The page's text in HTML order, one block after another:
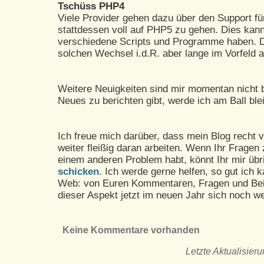
Tschüss PHP4
Viele Provider gehen dazu über den Support
stattdessen voll auf PHP5 zu gehen. Dies
verschiedene Scripts und Programme haben.
solchen Wechsel i.d.R. aber lange im Vorfeld
Weitere Neuigkeiten sind mir momentan nicht
Neues zu berichten gibt, werde ich am Ball
Ich freue mich darüber, dass mein Blog recht
weiter fleißig daran arbeiten. Wenn Ihr Fragen
einem anderen Problem habt, könnt Ihr mir
schicken. Ich werde gerne helfen, so gut ich
Web: von Euren Kommentaren, Fragen und
dieser Aspekt jetzt im neuen Jahr sich noch
Keine Kommentare vorhanden
Letzte